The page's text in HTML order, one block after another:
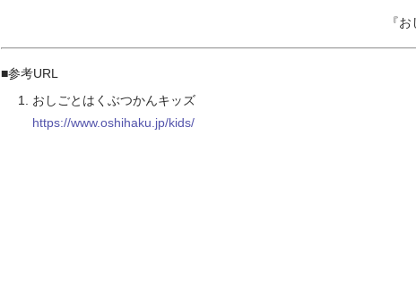
『
■参考URL
おしごとはくぶつかんキッズ
https://www.oshihaku.jp/kids/